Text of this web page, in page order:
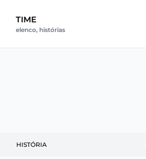
TIME
elenco, histórias
HISTÓRIA